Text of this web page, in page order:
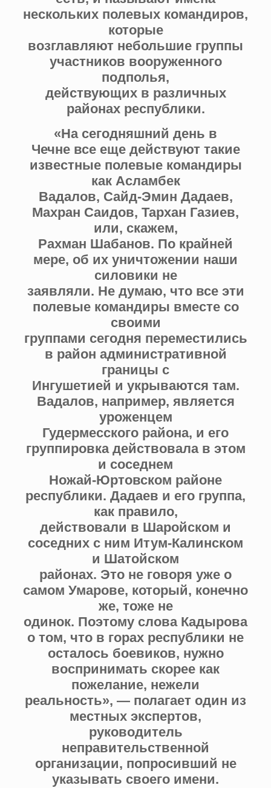
нескольких полевых командиров,
которые
возглавляют небольшие группы
участников вооруженного
подполья,
действующих в различных
районах республики.
«На сегодняшний день в
Чечне все еще действуют такие
известные полевые командиры
как Асламбек
Вадалов, Сайд-Эмин Дадаев,
Махран Саидов, Тархан Газиев,
или, скажем,
Рахман Шабанов. По крайней
мере, об их уничтожении наши
силовики не
заявляли. Не думаю, что все эти
полевые командиры вместе со
своими
группами сегодня переместились
в район административной
границы с
Ингушетией и укрываются там.
Вадалов, например, является
уроженцем
Гудермесского района, и его
группировка действовала в этом
и соседнем
Ножай-Юртовском районе
республики. Дадаев и его группа,
как правило,
действовали в Шаройском и
соседних с ним Итум-Калинском
и Шатойском
районах. Это не говоря уже о
самом Умарове, который, конечно
же, тоже не
одинок. Поэтому слова Кадырова
о том, что в горах республики не
осталось боевиков, нужно
воспринимать скорее как
пожелание, нежели
реальность», — полагает один из
местных экспертов,
руководитель
неправительственной
организации, попросивший не
указывать своего имени.